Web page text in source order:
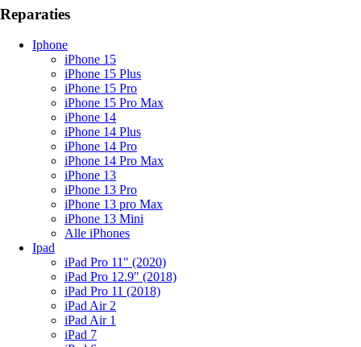
Reparaties
Iphone
iPhone 15
iPhone 15 Plus
iPhone 15 Pro
iPhone 15 Pro Max
iPhone 14
iPhone 14 Plus
iPhone 14 Pro
iPhone 14 Pro Max
iPhone 13
iPhone 13 Pro
iPhone 13 pro Max
iPhone 13 Mini
Alle iPhones
Ipad
iPad Pro 11" (2020)
iPad Pro 12.9" (2018)
iPad Pro 11 (2018)
iPad Air 2
iPad Air 1
iPad 7